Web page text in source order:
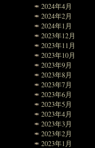
2024年4月
2024年2月
2024年1月
2023年12月
2023年11月
2023年10月
2023年9月
2023年8月
2023年7月
2023年6月
2023年5月
2023年4月
2023年3月
2023年2月
2023年1月